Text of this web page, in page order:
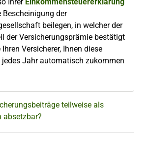
Bescheinigung der
beilegen, in welcher der
der Versicherungsprämie bestätigt
Versicherer, Ihnen diese
jedes Jahr automatisch zukommen
teilweise als
absetzbar?